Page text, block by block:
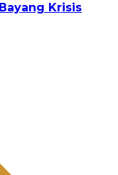
Krisis